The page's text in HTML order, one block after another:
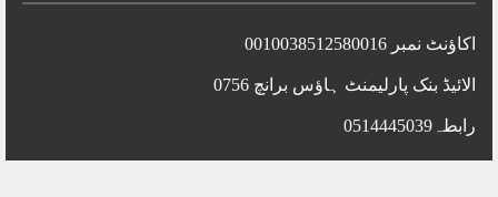
اکاؤنٹ نمبر 0010038512580016
الائیڈ بنک پارلیمنٹ ہاؤس برانچ 0756
رابطہ0514445039